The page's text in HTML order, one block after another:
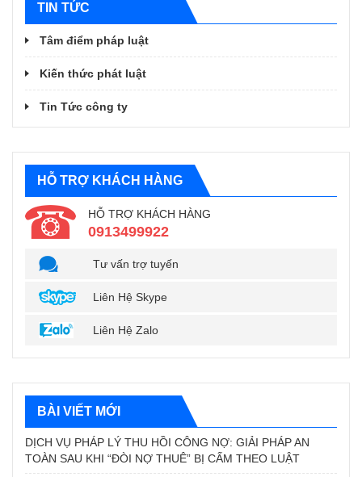
TIN TỨC
Tâm điểm pháp luật
Kiến thức phát luật
Tin Tức công ty
HỖ TRỢ KHÁCH HÀNG
HỖ TRỢ KHÁCH HÀNG
0913499922
Tư vấn trợ tuyến
Liên Hệ Skype
Liên Hệ Zalo
BÀI VIẾT MỚI
DỊCH VỤ PHÁP LÝ THU HỒI CÔNG NỢ: GIẢI PHÁP AN
TOÀN SAU KHI “ĐÒI NỢ THUÊ” BỊ CẤM THEO LUẬT